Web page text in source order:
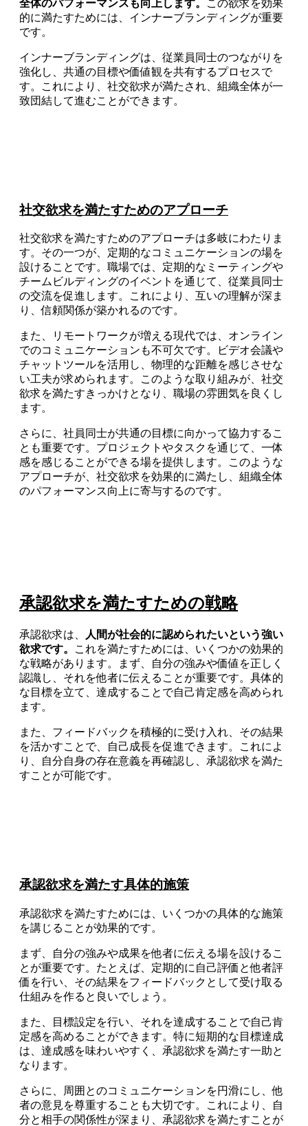
全体のパフォーマンスも向上します。
この欲求を効果
的に満たすためには、インナーブランディングが重要
です。
インナーブランディングは、従業員同士のつながりを
強化し、共通の目標や価値観を共有するプロセスで
す。これにより、社交欲求が満たされ、組織全体が一
致団結して進むことができます。
社交欲求を満たすためのアプローチ
社交欲求を満たすためのアプローチは多岐にわたりま
す。その一つが、定期的なコミュニケーションの場を
設けることです。職場では、定期的なミーティングや
チームビルディングのイベントを通じて、従業員同士
の交流を促進します。これにより、互いの理解が深ま
り、信頼関係が築かれるのです。
また、リモートワークが増える現代では、オンライン
でのコミュニケーションも不可欠です。ビデオ会議や
チャットツールを活用し、物理的な距離を感じさせな
い工夫が求められます。このような取り組みが、社交
欲求を満たすきっかけとなり、職場の雰囲気を良くし
ます。
さらに、社員同士が共通の目標に向かって協力するこ
とも重要です。プロジェクトやタスクを通じて、一体
感を感じることができる場を提供します。このような
アプローチが、社交欲求を効果的に満たし、組織全体
のパフォーマンス向上に寄与するのです。
承認欲求を満たすための戦略
承認欲求は、
人間が社会的に認められたいという強い
欲求です。
これを満たすためには、いくつかの効果的
な戦略があります。まず、自分の強みや価値を正しく
認識し、それを他者に伝えることが重要です。具体的
な目標を立て、達成することで自己肯定感を高められ
ます。
また、フィードバックを積極的に受け入れ、その結果
を活かすことで、自己成長を促進できます。これによ
り、自分自身の存在意義を再確認し、承認欲求を満た
すことが可能です。
承認欲求を満たす具体的施策
承認欲求を満たすためには、いくつかの具体的な施策
を講じることが効果的です。
まず、自分の強みや成果を他者に伝える場を設けるこ
とが重要です。たとえば、定期的に自己評価と他者評
価を行い、その結果をフィードバックとして受け取る
仕組みを作ると良いでしょう。
また、目標設定を行い、それを達成することで自己肯
定感を高めることができます。特に短期的な目標達成
は、達成感を味わいやすく、承認欲求を満たす一助と
なります。
さらに、周囲とのコミュニケーションを円滑にし、他
者の意見を尊重することも大切です。これにより、自
分と相手の関係性が深まり、承認欲求を満たすことが